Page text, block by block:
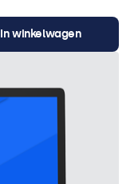
In winkelwagen